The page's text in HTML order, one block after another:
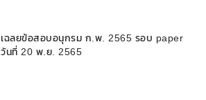
เฉลยข้อสอบอนุกรม ก.พ. 2565 รอบ paper
วันที่ 20 พ.ย. 2565